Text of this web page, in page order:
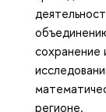
сохранение
регионе.